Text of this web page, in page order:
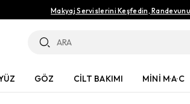
Makyaj Servislerini Keşfedin,
GÖZ CİLT BAKIMI MİNİ M·A·C